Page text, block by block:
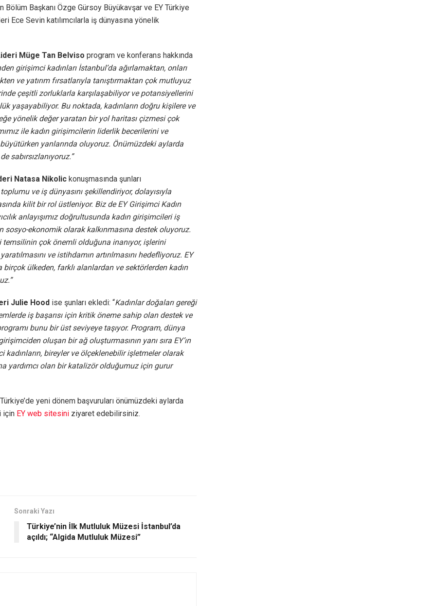
Başkanı Özge Gürsoy Büyükavşar ve EY Türkiye
Sevin katılımcılarla iş dünyasına yönelik
Müge Tan Belviso program ve konferans hakkında
girişimci kadınları İstanbul’da ağırlamaktan, onları
ve yatırım fırsatlarıyla tanıştırmaktan çok mutluyuz
çeşitli zorluklarla karşılaşabiliyor ve potansiyellerini
yaşayabiliyor. Bu noktada, kadınların doğru kişilere ve
yönelik değer yaratan bir yol haritası çizmesi çok
ile kadın girişimcilerin liderlik becerilerini ve
yanlarında oluyoruz. Önümüzdeki aylarda
sabırsızlanıyoruz.”
Natasa Nikolic konuşmasında şunları
ve iş dünyasını şekillendiriyor, dolayısıyla
kilit bir rol üstleniyor. Biz de EY Girişimci Kadın
anlayışımız doğrultusunda kadın girişimcileri iş
ekonomik olarak kalkınmasına destek oluyoruz.
temsilinin çok önemli olduğuna inanıyor, işlerini
ve istihdamın artırılmasını hedefliyoruz. EY
birçok ülkeden, farklı alanlardan ve sektörlerden kadın
Julie Hood ise şunları ekledi: “Kadınlar doğaları gereği
iş başarısı için kritik öneme sahip olan destek ve
bunu bir üst seviyeye taşıyor. Program, dünya
oluşan bir ağ oluşturmasının yanı sıra EY’ın
bireyler ve ölçeklenebilir işletmeler olarak
yardımcı olan bir katalizör olduğumuz için gurur
yeni dönem başvuruları önümüzdeki aylarda
için EY web sitesini ziyaret edebilirsiniz.
Sonraki Yazı
Türkiye’nin İlk Mutluluk Müzesi İstanbul’da
açıldı; “Algida Mutluluk Müzesi”